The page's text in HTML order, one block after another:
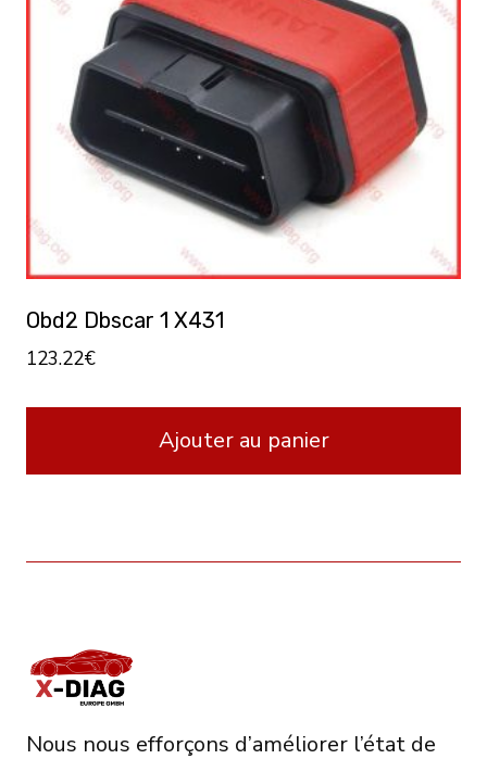
Obd2 Dbscar 1 X431
123.22€
Ajouter au panier
Nous nous efforçons d’améliorer l’état de